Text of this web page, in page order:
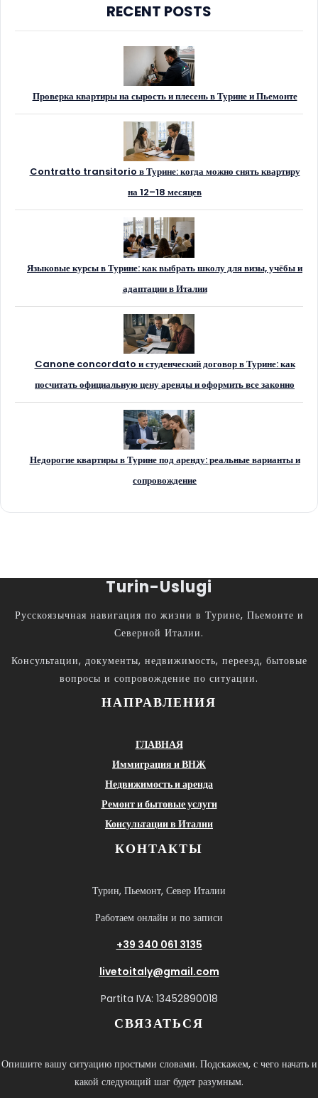
RECENT POSTS
Проверка квартиры на сырость и плесень в Турине и Пьемонте
Contratto transitorio в Турине: когда можно снять квартиру
на 12–18 месяцев
Языковые курсы в Турине: как выбрать школу для визы, учёбы и
адаптации в Италии
Canone concordato и студенческий договор в Турине: как
посчитать официальную цену аренды и оформить все законно
Недорогие квартиры в Турине под аренду: реальные варианты и
сопровождение
Turin-Uslugi
Русскоязычная навигация по жизни в Турине, Пьемонте и
Северной Италии.
Консультации, документы, недвижимость, переезд, бытовые
вопросы и сопровождение по ситуации.
НАПРАВЛЕНИЯ
ГЛАВНАЯ
Иммиграция и ВНЖ
Недвижимость и аренда
Ремонт и бытовые услуги
Консультации в Италии
КОНТАКТЫ
Турин, Пьемонт, Север Италии
Работаем онлайн и по записи
+39 340 061 3135
livetoitaly@gmail.com
Partita IVA: 13452890018
СВЯЗАТЬСЯ
Опишите вашу ситуацию простыми словами. Подскажем, с чего начать и
какой следующий шаг будет разумным.